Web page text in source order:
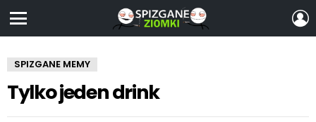
SPIZGANE MEMY
Tylko jeden drink